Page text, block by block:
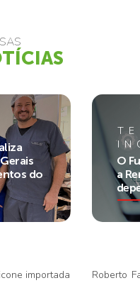
do
importada
O
a
Roberto